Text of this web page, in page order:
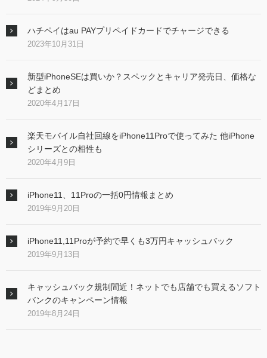
ハチペイはau PAYプリペイドカードでチャージできる
2023年10月31日
新型iPhoneSEは買いか？スペックとキャリア発売日、価格な
どまとめ
2020年4月17日
楽天モバイル自社回線をiPhone11Proで使ってみた 他iPhone
シリーズとの相性も
2020年4月9日
iPhone11、11Proの一括0円情報まとめ
2019年9月20日
iPhone11,11Proが予約で早くも3万円キャッシュバック
2019年9月13日
キャッシュバック規制間近！ネットでも店舗でも買えるソフト
バンクのキャンペーン情報
2019年8月24日